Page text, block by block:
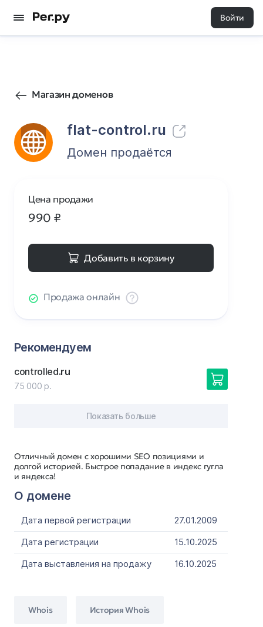
Войти
Магазин доменов
flat-control.ru
0 0
Домен продаётся
Отличный домен с хорошими SEO позициями и
долгой историей. Быстрое попадание в индекс гугла
и яндекса!
О домене
Дата первой регистрации
27.01.2009
Дата регистрации
15.10.2025
Дата выставления на продажу
16.10.2025
Whois История Whois
Цена продажи
990 ₽
Добавить в корзину
Продажа онлайн
Рекомендуем
controlled.ru
75 000 р.
Показать больше